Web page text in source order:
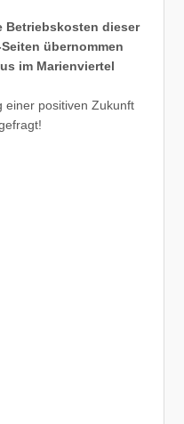
Betriebskosten dieser
übernommen
im Marienviertel
einer positiven Zukunft